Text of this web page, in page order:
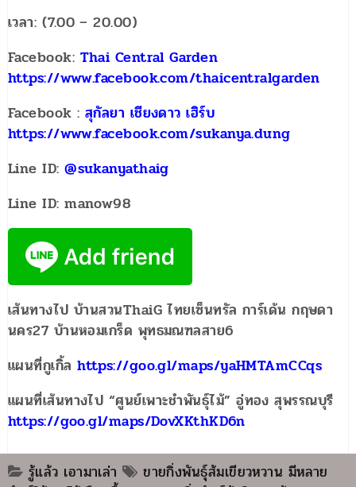
เวลา: (7.00 – 20.00)
Facebook: Thai Central Garden
https://www.facebook.com/thaicentralgarden
Facebook : สุกัลยา เชียงดาว เฮิร์บ
https://www.facebook.com/sukanya.dung
Line ID:@sukanyathaig
Line ID: manow98
เส้นทางไป บ้านสวนThaiG ไทยเซ็นทรัล การ์เด้น กฤษดา
นคร27 บ้านหอมเกร็ด พุทธมณฑลสาย6
แผนที่กูเกิ้ลhttps://goo.gl/maps/yaHMTAmCCqs
แผนที่เส้นทางไป “ศูนย์เพาะชำพันธุ์ไม้” อู่ทอง สุพรรณบุรี
https://goo.gl/maps/DovXKthKD6n
รู้แล้ว เอามาเล่า
ขายกิ่งพันธุ์ส้มเขียวหวาน มีหลาย